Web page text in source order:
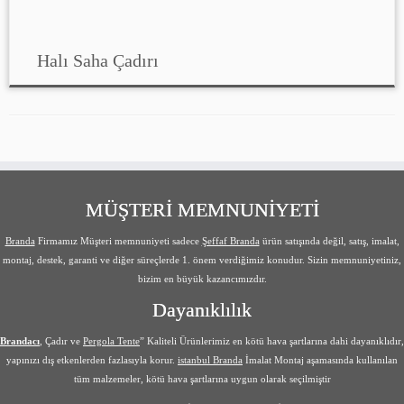
Halı Saha Çadırı
MÜŞTERİ MEMNUNİYETİ
Branda Firmamız Müşteri memnuniyeti sadece Şeffaf Branda ürün satışında değil, satış, imalat,
montaj, destek, garanti ve diğer süreçlerde 1. önem verdiğimiz konudur. Sizin memnuniyetiniz,
bizim en büyük kazancımızdır.
Dayanıklılık
Brandacı , Çadır ve Pergola Tente” Kaliteli Ürünlerimiz en kötü hava şartlarına dahi dayanıklıdır,
yapınızı dış etkenlerden fazlasıyla korur. istanbul Branda İmalat Montaj aşamasında kullanılan
tüm malzemeler, kötü hava şartlarına uygun olarak seçilmiştir